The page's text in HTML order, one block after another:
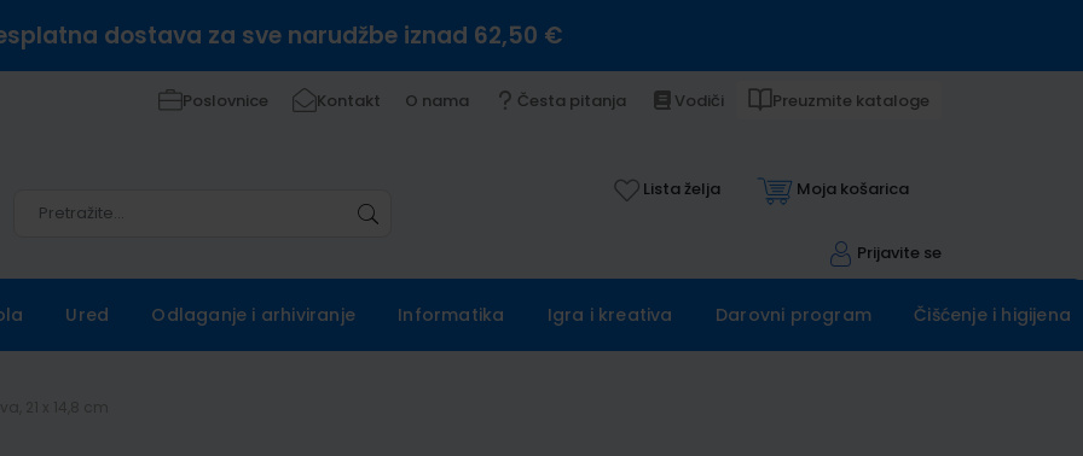
dostava za sve narudžbe iznad 62,50 €
Poslovnice Kontakt O nama Česta pitanja Vodiči Preuzmite kataloge
Lista želja Moja košarica
Prijavite se
Ured Odlaganje i arhiviranje Informatika Igra i kreativa Darovni program Čišćenje i higijena